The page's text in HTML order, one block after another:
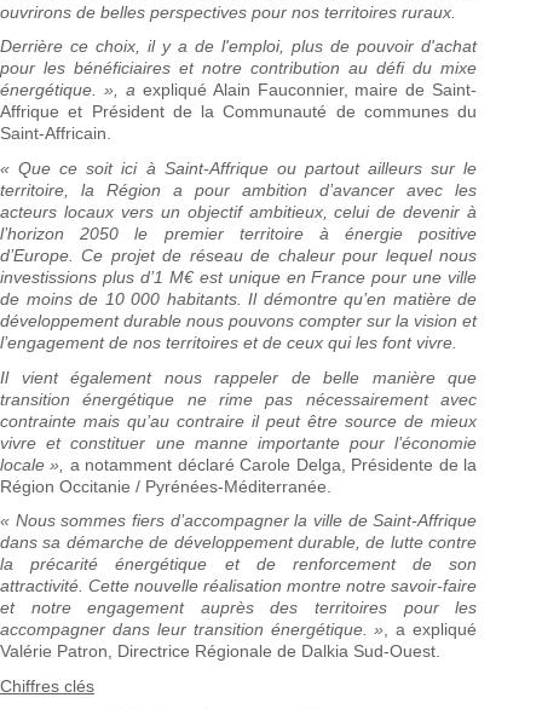
ouvrirons de belles perspectives pour nos territoires ruraux.
Derrière ce choix, il y a de l'emploi, plus de pouvoir d'achat
pour les bénéficiaires et notre contribution au défi du mixe
énergétique. », a expliqué Alain Fauconnier, maire de Saint-
Affrique et Président de la Communauté de communes du
Saint-Affricain.
« Que ce soit ici à Saint-Affrique ou partout ailleurs sur le
territoire, la Région a pour ambition d’avancer avec les
acteurs locaux vers un objectif ambitieux, celui de devenir à
l’horizon 2050 le premier territoire à énergie positive
d’Europe. Ce projet de réseau de chaleur pour lequel nous
investissions plus d’1 M€ est unique en France pour une ville
de moins de 10 000 habitants. Il démontre qu’en matière de
développement durable nous pouvons compter sur la vision et
l’engagement de nos territoires et de ceux qui les font vivre.
Il vient également nous rappeler de belle manière que
transition énergétique ne rime pas nécessairement avec
contrainte mais qu’au contraire il peut être source de mieux
vivre et constituer une manne importante pour l’économie
locale »,
a notamment déclaré Carole Delga, Présidente de la
Région Occitanie / Pyrénées-Méditerranée.
« Nous sommes fiers d’accompagner la ville de Saint-Affrique
dans sa démarche de développement durable, de lutte contre
la précarité énergétique et de renforcement de son
attractivité. Cette nouvelle réalisation montre notre savoir-faire
et notre engagement auprès des territoires pour les
accompagner dans leur transition énergétique. », a expliqué
Valérie Patron, Directrice Régionale de Dalkia Sud-Ouest.
Chiffres clés